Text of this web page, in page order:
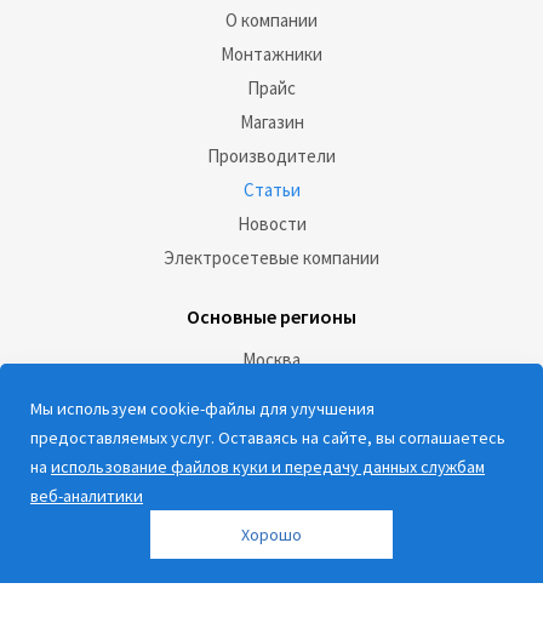
О компании
Монтажники
Прайс
Магазин
Производители
Статьи
Новости
Электросетевые компании
Основные регионы
Москва
Социальные сети:
Наши контакты
Мы используем cookie-файлы для улучшения
предоставляемых услуг. Оставаясь на сайте, вы соглашаетесь
на использование файлов куки и передачу данных службам
веб-аналитики
Хорошо